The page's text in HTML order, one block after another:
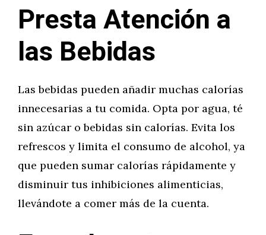
Presta Atención a
las Bebidas
Las bebidas pueden añadir muchas calorías
innecesarias a tu comida. Opta por agua, té
sin azúcar o bebidas sin calorías. Evita los
refrescos y limita el consumo de alcohol, ya
que pueden sumar calorías rápidamente y
disminuir tus inhibiciones alimenticias,
llevándote a comer más de la cuenta.